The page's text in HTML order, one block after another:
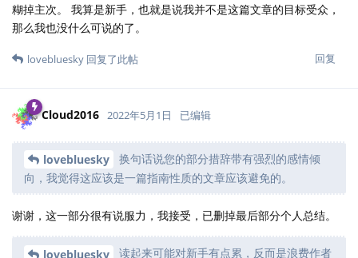
糊掉主次。 我算是新手，也就是说我并不是这篇文章的目标受众，
那么我也没什么可说的了。
回复
lovebluesky 回复了此帖
Cloud2016 2022年5月1日 已编辑
lovebluesky
换句话说您的部分措辞带有强烈的感情倾
向，我觉得这应该是一篇指南性质的文章应该避免的。
谢谢，这一部分很有说服力，我接受，已删掉最后部分个人总结。
lovebluesky 读起来可能对新手有点累，反而是浪费作者